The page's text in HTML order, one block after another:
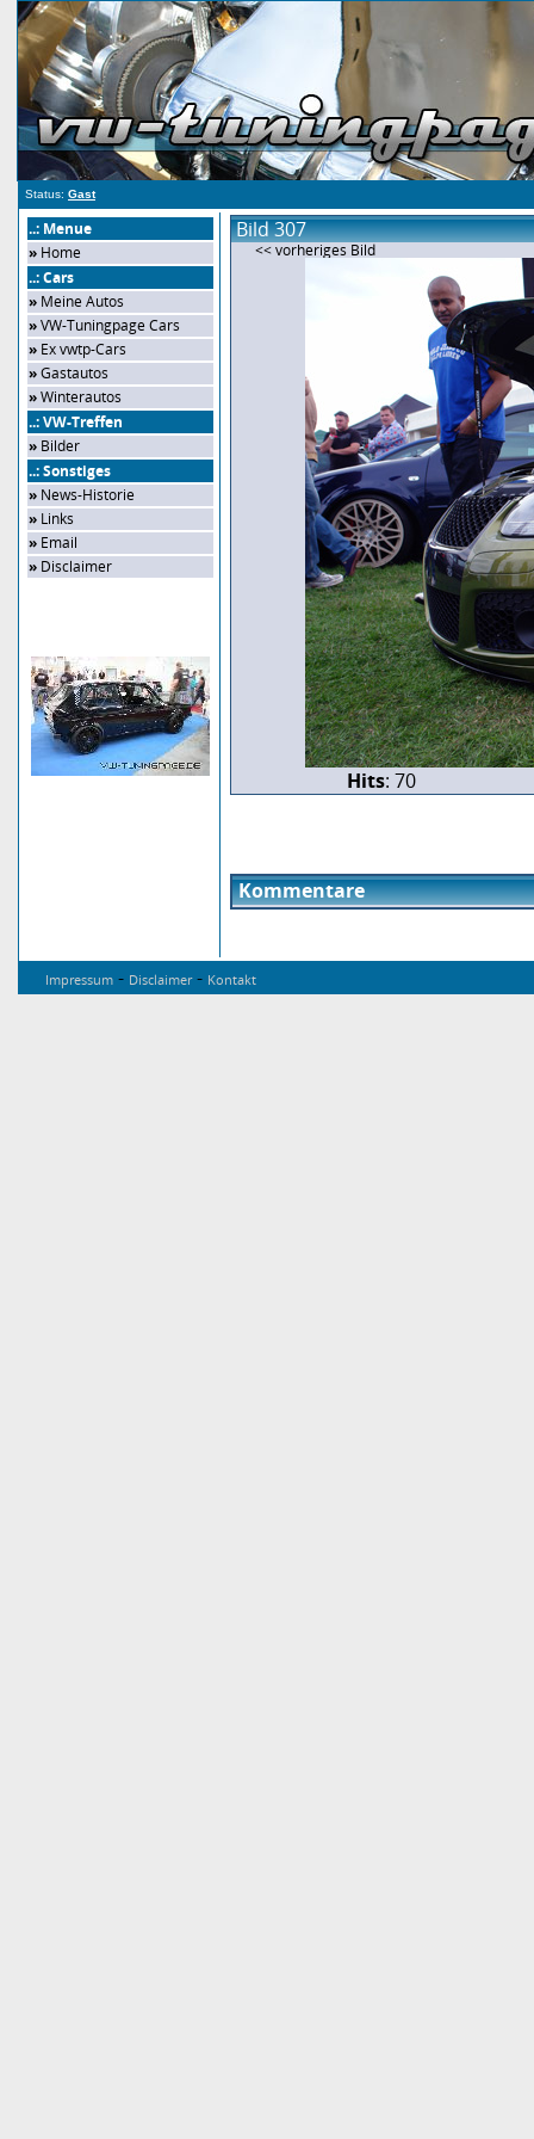
Status: Gast
..: Menue
» Home
..: Cars
» Meine Autos
»VW-Tuningpage Cars
» Ex vwtp-Cars
»Gastautos
»Winterautos
..: VW-Treffen
» Bilder
..: Sonstiges
» News-Historie
» Links
» Email
» Disclaimer
Bild 307
<< vorheriges Bild
Hits: 70
Kommentare
Impressum - Disclaimer- Kontakt